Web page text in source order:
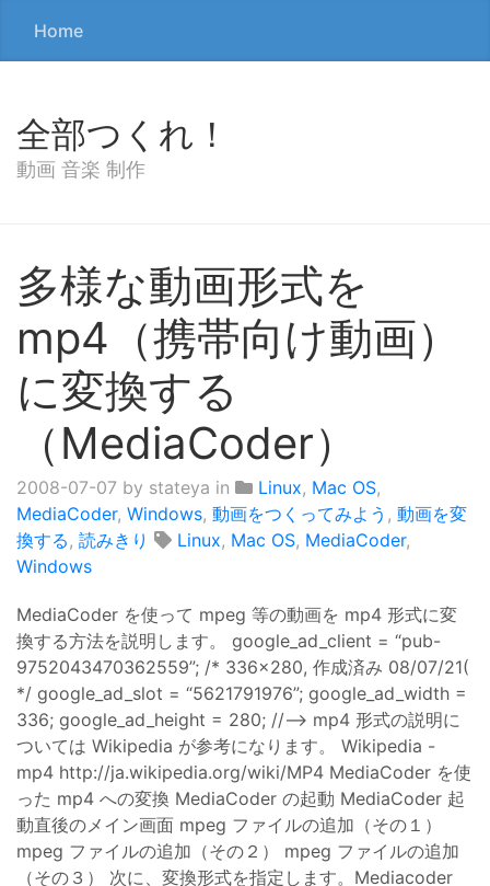
Home
全部つくれ！
動画 音楽 制作
多様な動画形式を
mp4（携帯向け動画）
に変換する
（MediaCoder）
2008-07-07 by stateya in Linux, Mac OS,
MediaCoder, Windows, 動画をつくってみよう , 動画を変
換する, 読みきり Linux, Mac OS, MediaCoder,
Windows
MediaCoder を使って mpeg 等の動画を mp4 形式に変
換する方法を説明します。 google_ad_client = “pub-
9752043470362559”; /* 336x280, 作成済み 08/07/21(
*/ google_ad_slot = “5621791976”; google_ad_width =
336; google_ad_height = 280; //–> mp4 形式の説明に
ついては Wikipedia が参考になります。 Wikipedia -
mp4 http://ja.wikipedia.org/wiki/MP4 MediaCoder を使
った mp4 への変換 MediaCoder の起動 MediaCoder 起
動直後のメイン画面 mpeg ファイルの追加（その１）
mpeg ファイルの追加（その２） mpeg ファイルの追加
（その３） 次に、変換形式を指定します。Mediacoder